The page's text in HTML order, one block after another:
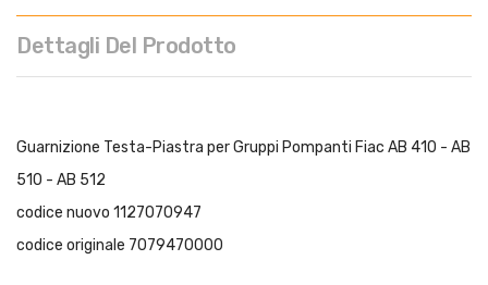
Dettagli Del Prodotto
Guarnizione Testa-Piastra per Gruppi Pompanti Fiac AB 410 - AB
510 - AB 512
codice nuovo 1127070947
codice originale 7079470000